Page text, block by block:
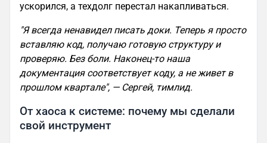
ускорился, а техдолг перестал накапливаться.
"Я всегда ненавидел писать доки. Теперь я просто
вставляю код, получаю готовую структуру и
проверяю. Без боли. Наконец-то наша
документация соответствует коду, а не живет в
прошлом квартале", — Сергей, тимлид.
От хаоса к системе: почему мы сделали
свой инструмент